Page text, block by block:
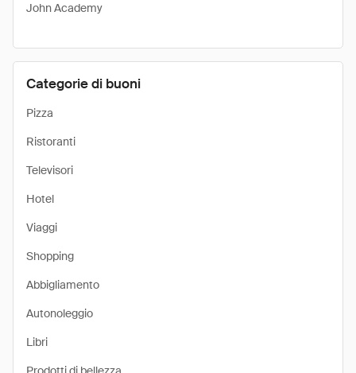
John Academy
Categorie di buoni
Pizza
Ristoranti
Televisori
Hotel
Viaggi
Shopping
Abbigliamento
Autonoleggio
Libri